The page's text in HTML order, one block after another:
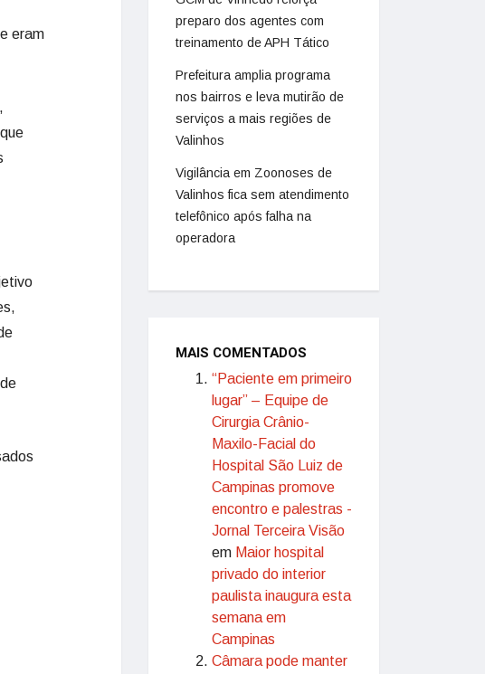
eram
,
preparo dos agentes com
treinamento de APH Tático
Prefeitura amplia programa
nos bairros e leva mutirão de
serviços a mais regiões de
Valinhos
Vigilância em Zoonoses de
Valinhos fica sem atendimento
telefônico após falha na
operadora
MAIS COMENTADOS
“Paciente em primeiro
lugar” – Equipe de
Cirurgia Crânio-
Maxilo-Facial do
Hospital São Luiz de
Campinas promove
encontro e palestras -
Jornal Terceira Visão
em Maior hospital
privado do interior
paulista inaugura esta
semana em
Campinas
Câmara pode manter